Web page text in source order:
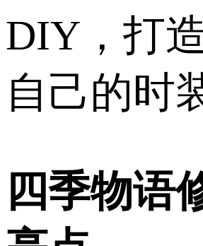
DIY，打
自己的时
四季物语